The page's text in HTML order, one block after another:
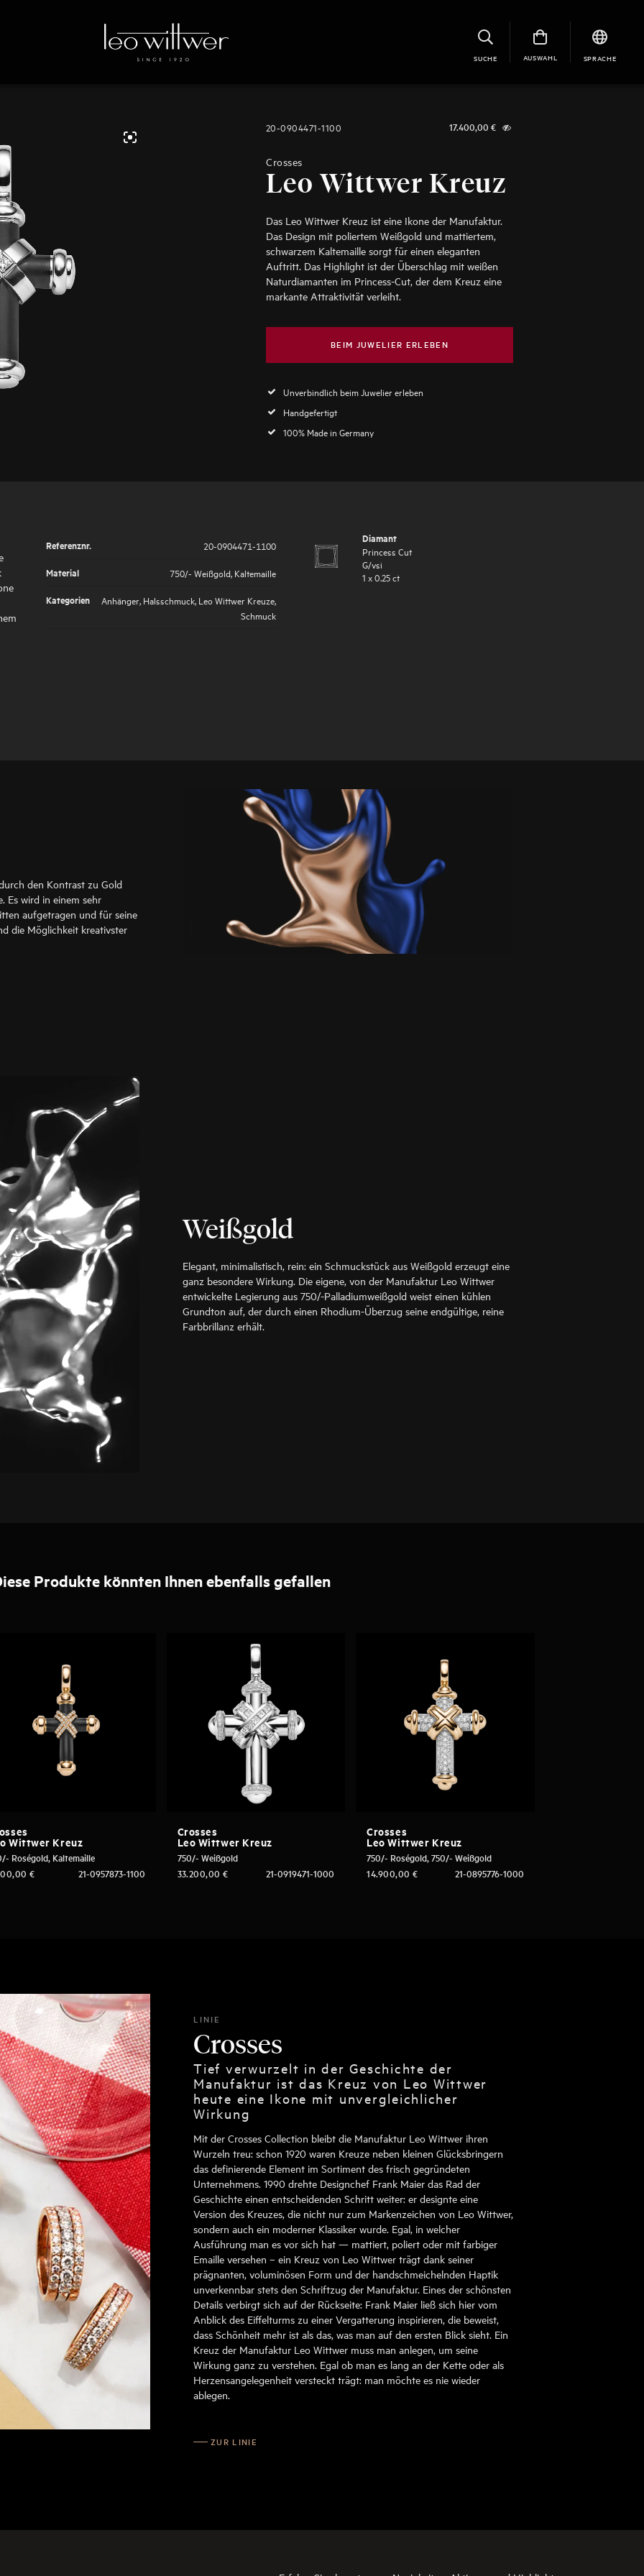
SUCHE AUSWAHL SPRACHE
20-0904471-1100 17.400,00 €
Crosses
Leo Wittwer Kreuz
Das Leo Wittwer Kreuz ist eine Ikone der Manufaktur.
Das Design mit poliertem Weißgold und mattiertem,
schwarzem Kaltemaille sorgt für einen eleganten
Auftritt. Das Highlight ist der Überschlag mit weißen
Naturdiamanten im Princess-Cut, der dem Kreuz eine
markante Attraktivität verleiht.
BEIM JUWELIER ERLEBEN
Unverbindlich beim Juwelier erleben
Handgefertigt
100% Made in Germany
Referenznr.
20-0904471-1100
Material
750/- Weißgold Kaltemaille
Kategorien
Anhänger Halsschmuck Leo Wittwer Kreuze
Schmuck
Diamant
Princess Cut
G/vsi
1 x0.25ct
den Kontrast zu Gold
Es wird in einem sehr
aufgetragen und für seine
die Möglichkeit kreativster
Weißgold
Elegant, minimalistisch, rein: ein Schmuckstück aus Weißgold erzeugt eine
ganz besondere Wirkung. Die eigene, von der Manufaktur Leo Wittwer
entwickelte Legierung aus 750/-Palladiumweißgold weist einen kühlen
Grundton auf, der durch einen Rhodium-Überzug seine endgültige, reine
Farbbrillanz erhält.
Produkte könnten Ihnen ebenfalls gefallen
Wittwer Kreuz
Roségold, Kaltemaille
21-0957873-1100
€
Crosses
Leo Wittwer Kreuz
750/- Weißgold
21-0919471-1000
33.200,00€
Crosses
Leo Wittwer Kreuz
750/- Roségold, 750/- Weißgold
21-0895776-1000
14.900,00€
LINIE
Crosses
Tief verwurzelt in der Geschichte der
Manufaktur ist das Kreuz von Leo Wittwer
heute eine Ikone mit unvergleichlicher
Wirkung
Mit der Crosses Collection bleibt die Manufaktur Leo Wittwer ihren
Wurzeln treu: schon 1920 waren Kreuze neben kleinen Glücksbringern
das definierende Element im Sortiment des frisch gegründeten
Unternehmens. 1990 drehte Designchef Frank Maier das Rad der
Geschichte einen entscheidenden Schritt weiter: er designte eine
Version des Kreuzes, die nicht nur zum Markenzeichen von Leo Wittwer,
sondern auch ein moderner Klassiker wurde. Egal, in welcher
Ausführung man es vor sich hat — mattiert, poliert oder mit farbiger
Emaille versehen – ein Kreuz von Leo Wittwer trägt dank seiner
prägnanten, voluminösen Form und der handschmeichelnden Haptik
unverkennbar stets den Schriftzug der Manufaktur. Eines der schönsten
Details verbirgt sich auf der Rückseite: Frank Maier ließ sich hier vom
Anblick des Eiffelturms zu einer Vergatterung inspirieren, die beweist,
dass Schönheit mehr ist als das, was man auf den ersten Blick sieht. Ein
Kreuz der Manufaktur Leo Wittwer muss man anlegen, um seine
Wirkung ganz zu verstehen. Egal ob man es lang an der Kette oder als
Herzensangelegenheit versteckt trägt: man möchte es nie wieder
ablegen.
ZUR LINIE